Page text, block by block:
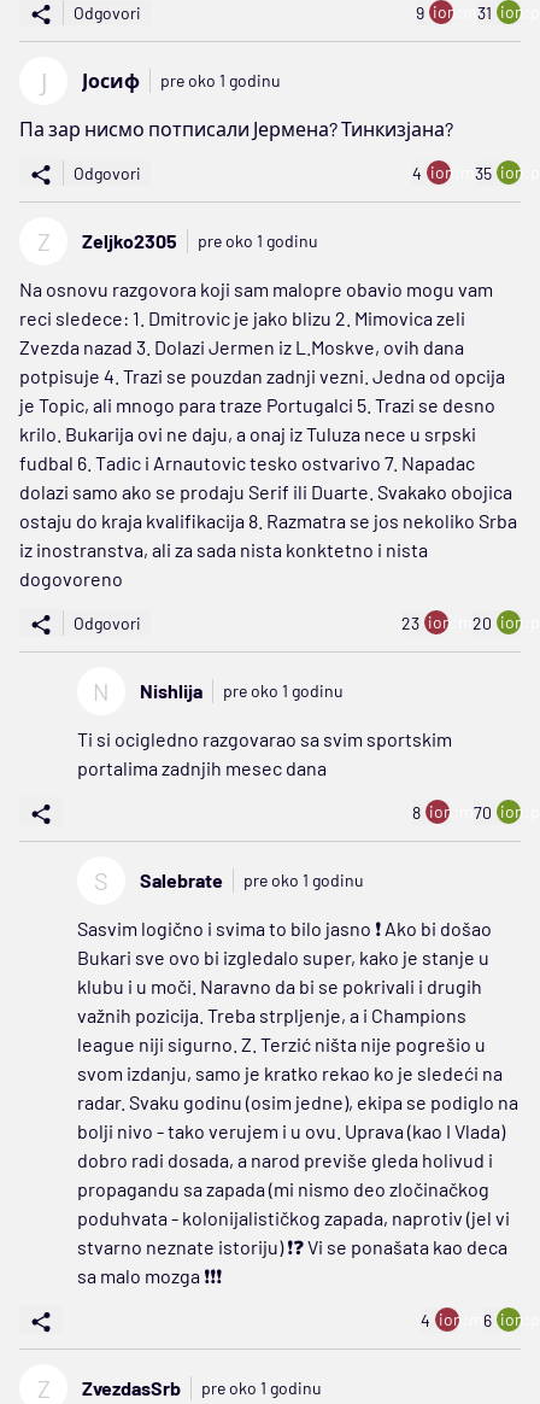
Odgovori 9 ion:minus
31
Ј Јосиф pre oko 1 godinu
Па зар нисмо потписали Јермена? Тинкизјана?
Odgovori 4 ion:minus
35
Z Zeljko2305 pre oko 1 godinu
Na osnovu razgovora koji sam malopre obavio mogu vam
reci sledece: 1. Dmitrovic je jako blizu 2. Mimovica zeli
Zvezda nazad 3. Dolazi Jermen iz L.Moskve, ovih dana
potpisuje 4. Trazi se pouzdan zadnji vezni. Jedna od opcija
je Topic, ali mnogo para traze Portugalci 5. Trazi se desno
krilo. Bukarija ovi ne daju, a onaj iz Tuluza nece u srpski
fudbal 6. Tadic i Arnautovic tesko ostvarivo 7. Napadac
dolazi samo ako se prodaju Serif ili Duarte. Svakako obojica
ostaju do kraja kvalifikacija 8. Razmatra se jos nekoliko Srba
iz inostranstva, ali za sada nista konktetno i nista
dogovoreno
Odgovori 23 ion:minus
20
N Nishlija pre oko 1 godinu
Ti si ocigledno razgovarao sa svim sportskim
portalima zadnjih mesec dana
8 ion:minus
70
S Salebrate pre oko 1 godinu
Sasvim logično i svima to bilo jasno ❗ Ako bi došao
Bukari sve ovo bi izgledalo super, kako je stanje u
klubu i u moči. Naravno da bi se pokrivali i drugih
važnih pozicija. Treba strpljenje, a i Champions
league niji sigurno. Z. Terzić ništa nije pogrešio u
svom izdanju, samo je kratko rekao ko je sledeći na
radar. Svaku godinu (osim jedne), ekipa se podiglo na
bolji nivo - tako verujem i u ovu. Uprava (kao I Vlada)
dobro radi dosada, a narod previše gleda holivud i
propagandu sa zapada (mi nismo deo zločinačkog
poduhvata - kolonijalističkog zapada, naprotiv (jel vi
stvarno neznate istoriju) ❗❓ Vi se ponašata kao deca
sa malo mozga ❗❗❗
4 ion:minus
6
Z ZvezdasSrb pre oko 1 godinu